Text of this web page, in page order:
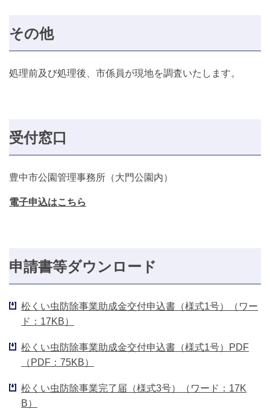
その他
処理前及び処理後、市係員が現地を調査いたします。
受付窓口
豊中市公園管理事務所（大門公園内）
電子申込はこちら
申請書等ダウンロード
松くい虫防除事業助成金交付申込書（様式1号）（ワー
ド：17KB）
松くい虫防除事業助成金交付申込書（様式1号）PDF
（PDF：75KB）
松くい虫防除事業完了届（様式3号）（ワード：17K
B）